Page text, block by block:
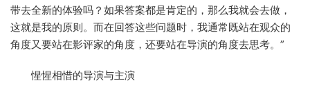
带去全新的体验吗？如果答案都是肯定的，那么我就会去做，
这就是我的原则。而在回答这些问题时，我通常既站在观众的
角度又要站在影评家的角度，还要站在导演的角度去思考。”
惺惺相惜的导演与主演